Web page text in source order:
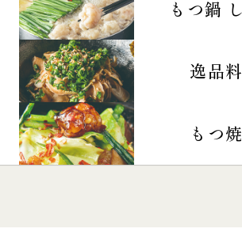
もつ鍋
逸品
もつ